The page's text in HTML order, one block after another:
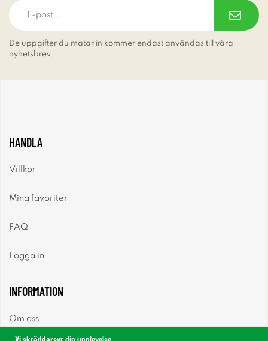
De uppgifter du matar in kommer endast användas till våra
nyhetsbrev.
HANDLA
Villkor
Mina favoriter
FAQ
Logga in
INFORMATION
Om oss